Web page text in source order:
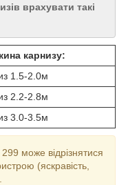
врахувати такі
карнизу:
1.5-2.0м
2.2-2.8м
3.0-3.5м
може відрізнятися
(яскравість,